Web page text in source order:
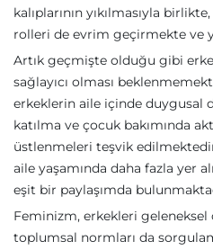
kalıplarının yıkılmasıyla
rolleri de evrim geçirmekte ve
Artık geçmişte olduğu gibi
sağlayıcı olması
erkeklerin aile içinde duygusal
katılma ve çocuk bakımında
üstlenmeleri teşvik
aile yaşamında daha fazla yer
eşit bir paylaşımda
Feminizm, erkekleri
toplumsal normları da